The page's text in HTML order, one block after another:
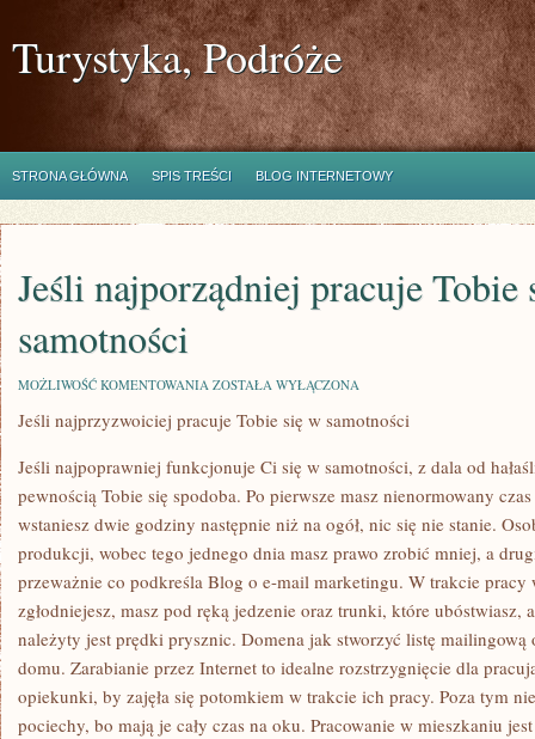
Turystyka, Podróże
STRONA GŁÓWNA SPIS TREŚCI BLOG INTERNETOWY
Jeśli najporządniej pracuje Tobie
samotności
MOŻLIWOŚĆ KOMENTOWANIA JEŚLI
PRACUJE
TOBIE
W
SAMOTNOŚCI
ZOSTAŁA WYŁĄCZONA
Jeśli najprzyzwoiciej pracuje Tobie się w samotności
Jeśli najpoprawniej funkcjonuje Ci się w samotności, z dala od
pewnością Tobie się spodoba. Po pierwsze masz nienormowany
wstaniesz dwie godziny następnie niż na ogół, nic się nie stanie.
produkcji, wobec tego jednego dnia masz prawo zrobić mniej, a
przeważnie co podkreśla Blog o e-mail marketingu. W trakcie
zgłodniejesz, masz pod ręką jedzenie oraz trunki, które ubóstwiasz,
należyty jest prędki prysznic. Domena jak stworzyć listę
domu. Zarabianie przez Internet to idealne rozstrzygnięcie dla
opiekunki, by zajęła się potomkiem w trakcie ich pracy. Poza tym
pociechy, bo mają je cały czas na oku. Pracowanie w mieszkaniu